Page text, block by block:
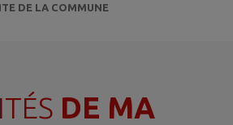
DE LA COMMUNE
DE MA